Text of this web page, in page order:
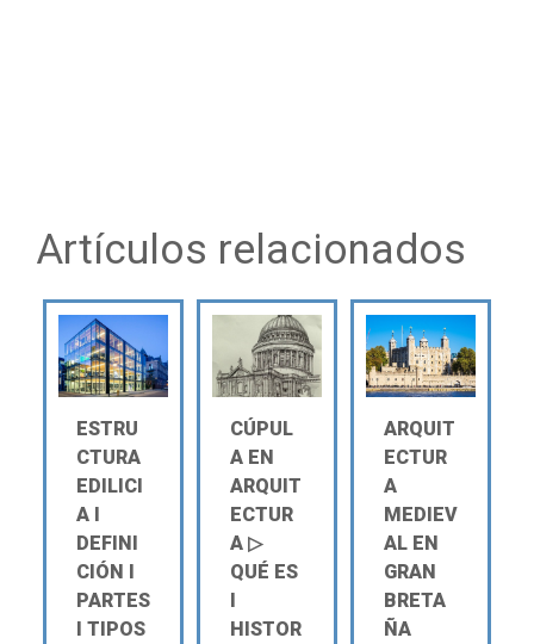
Artículos relacionados
ESTRU
CTURA
EDILICI
A Ι
DEFINI
CIÓN Ι
PARTES
Ι TIPOS
CÚPUL
A EN
ARQUIT
ECTUR
A ▷
QUÉ ES
Ι
HISTOR
ARQUIT
ECTUR
A
MEDIEV
AL EN
GRAN
BRETA
ÑA